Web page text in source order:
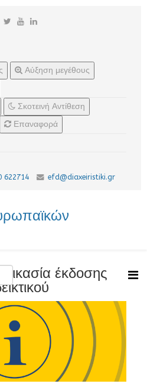
Αύξηση μεγέθους
Σκοτεινή Αντίθεση
Επαναφορά
622714 efd@diaxeiristiki.gr
έκδοσης